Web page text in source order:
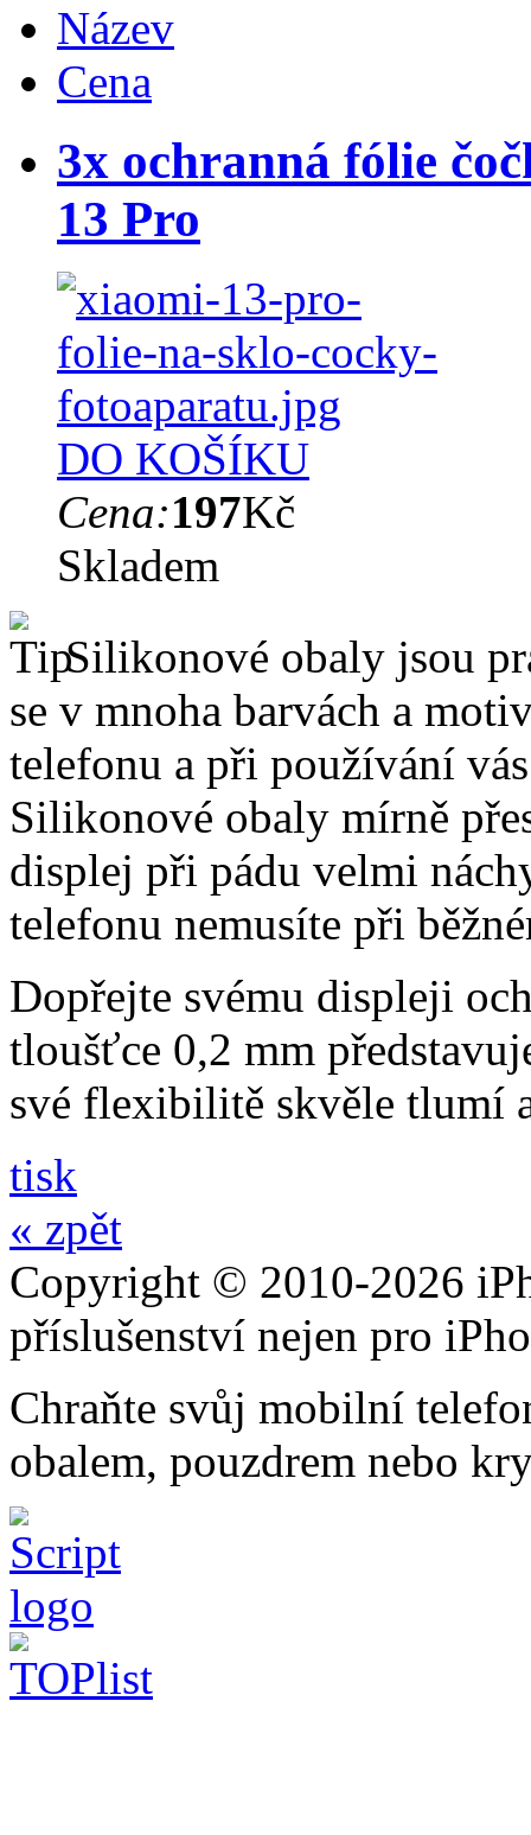
Název
Cena
3x ochranná fólie
13 Pro
DO KOŠÍKU
Cena:197Kč
Skladem
Silikonové obaly jsou
se v mnoha barvách a
telefonu a při používání
Silikonové obaly mírně
displej při pádu velmi
telefonu nemusíte při
Dopřejte svému displeji
tloušťce 0,2 mm
své flexibilitě skvěle tlumí
tisk
« zpět
Copyright © 2010-2026
příslušenství nejen pro
Chraňte svůj mobilní
obalem, pouzdrem nebo